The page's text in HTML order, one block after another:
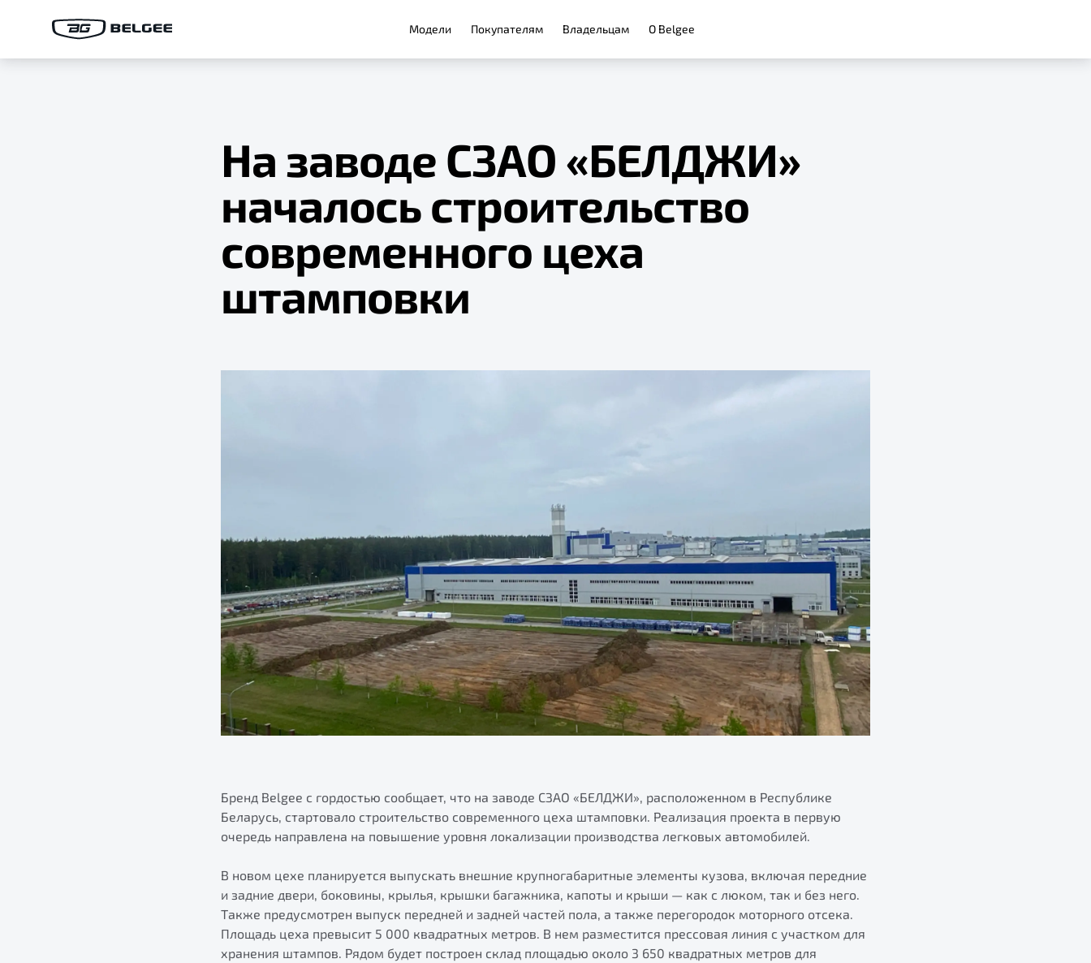
Модели Покупателям Владельцам О Belgee
На заводе СЗАО «БЕЛДЖИ»
началось строительство
современного цеха
штамповки
Бренд Belgee с гордостью сообщает, что на заводе СЗАО «БЕЛДЖИ», расположенном в Республике
Беларусь, стартовало строительство современного цеха штамповки. Реализация проекта в первую
очередь направлена на повышение уровня локализации производства легковых автомобилей.
В новом цехе планируется выпускать внешние крупногабаритные элементы кузова, включая передние
и задние двери, боковины, крылья, крышки багажника, капоты и крыши — как с люком, так и без него.
Также предусмотрен выпуск передней и задней частей пола, а также перегородок моторного отсека.
Площадь цеха превысит 5 000 квадратных метров. В нем разместится прессовая линия с участком для
хранения штампов. Рядом будет построен склад площадью около 3 650 квадратных метров для